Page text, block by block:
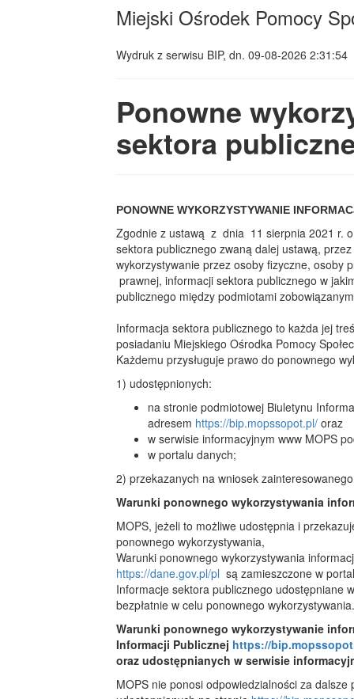
Miejski Ośrodek Pomocy
Wydruk z serwisu BIP, dn. 09-08-2026 2:31:54
Ponowne
sektora
PONOWNE WYKORZYSTYWANIE
Zgodnie z ustawą z dnia 11 sierpnia 2021 r.
sektora publicznego zwaną dalej ustawą,
wykorzystywanie przez osoby fizyczne, osoby
prawnej, informacji sektora publicznego w
publicznego między podmiotami
Informacja sektora publicznego to każda jej
posiadaniu Miejskiego Ośrodka Pomocy
Każdemu przysługuje prawo do ponownego
1) udostępnionych:
na stronie podmiotowej Biuletynu
adresem https://bip.mopssopot.pl/ oraz
w serwisie informacyjnym www MOPS
w portalu danych;
2) przekazanych na wniosek
Warunki ponownego wykorzystywania
MOPS, jeżeli to możliwe udostępnia i
ponownego wykorzystywania,
Warunki ponownego wykorzystywania
https://dane.gov.pl/pl są zamieszczone w
Informacje sektora publicznego udostępniane
bezpłatnie w celu ponownego wykorzystywania.
Warunki ponownego wykorzystywanie
Informacji Publicznej https://
oraz udostępnianych w serwisie
MOPS nie ponosi odpowiedzialności za